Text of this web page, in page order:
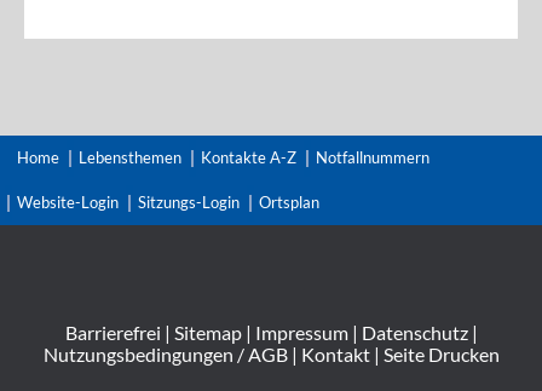
Home Lebensthemen Kontakte A-Z Notfallnummern
Website-Login Sitzungs-Login Ortsplan
Barrierefrei | Sitemap| Impressum| Datenschutz|
Nutzungsbedingungen / AGB| Kontakt| Seite Drucken